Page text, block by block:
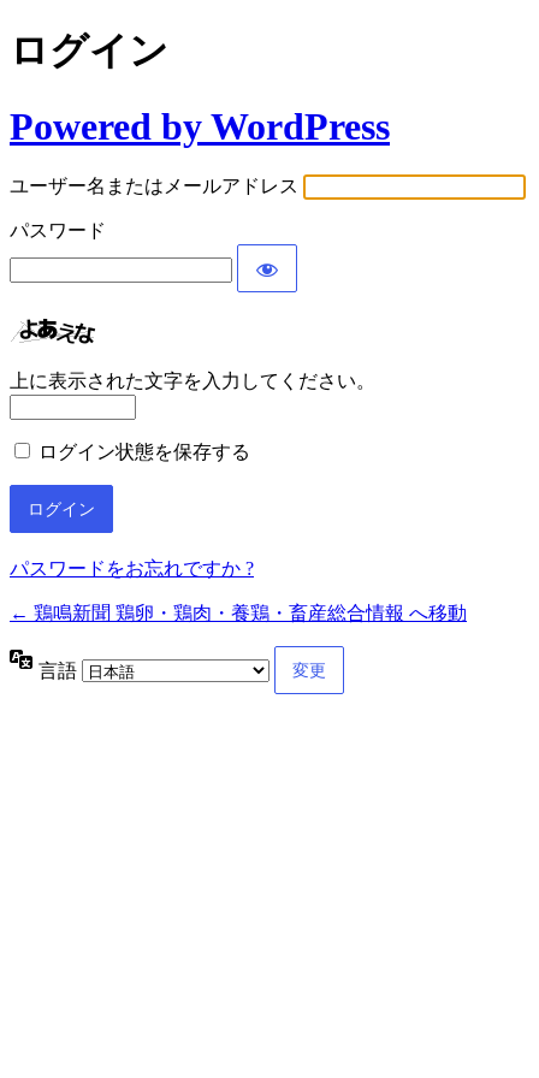
ログイン
Powered by WordPress
ユーザー名またはメールアドレス
パスワード
上に表示された文字を入力してください。
ログイン状態を保存する
パスワードをお忘れですか ?
← 鶏鳴新聞 鶏卵・鶏肉・養鶏・畜産総合情報 へ移動
言語